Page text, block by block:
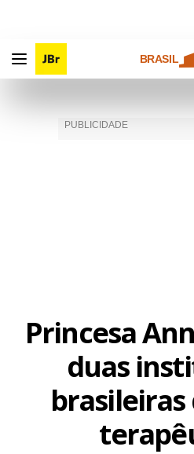
BRASIL
Princesa
duas
brasileiras